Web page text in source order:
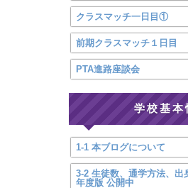
クラスマッチ一日目①
前期クラスマッチ１日目
PTA進路座談会
学校基本
1-1 本ブログについて
3-2 生徒数、通学方法、
年度版 公開中